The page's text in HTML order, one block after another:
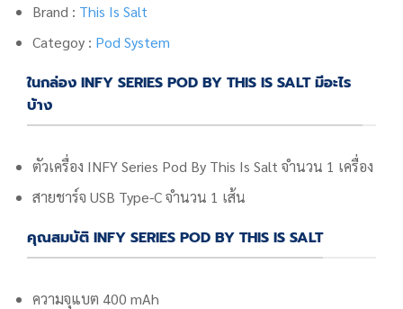
Brand : This Is Salt
Categoy : Pod System
ในกล่อง INFY SERIES POD BY THIS IS SALT มีอะไร
บ้าง
ตัวเครื่อง INFY Series Pod By This Is Salt จำนวน 1 เครื่อง
สายชาร์จ USB Type-C จำนวน 1 เส้น
คุณสมบัติ INFY SERIES POD BY THIS IS SALT
ความจุแบต 400 mAh